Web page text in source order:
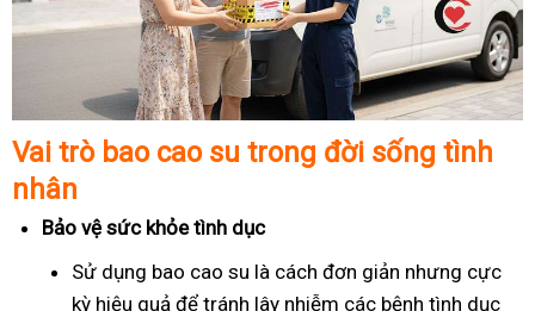
Vai trò bao cao su trong đời sống tình
nhân
Bảo vệ sức khỏe tình dục
Sử dụng bao cao su là cách đơn giản nhưng cực
kỳ hiệu quả để tránh lây nhiễm các bệnh tình dục